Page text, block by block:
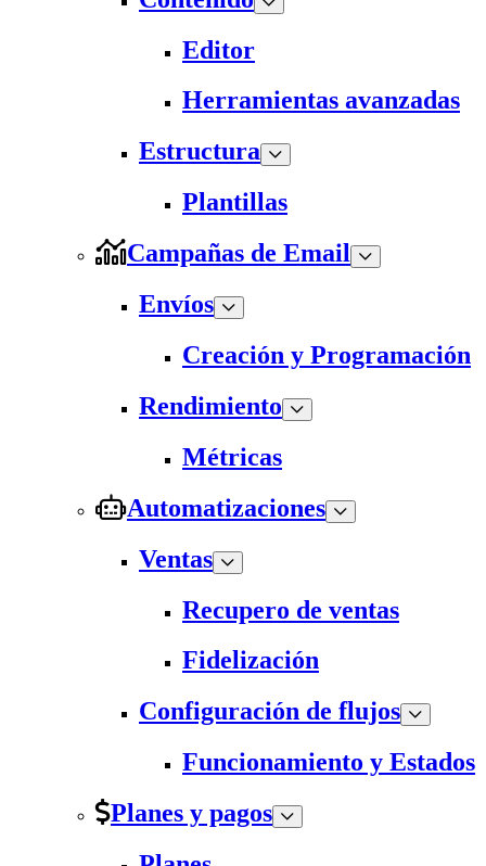
Editor
Herramientas avanzadas
Estructura
Plantillas
Campañas de Email
Envíos
Creación y Programación
Rendimiento
Métricas
Automatizaciones
Ventas
Recupero de ventas
Fidelización
Configuración de flujos
Funcionamiento y Estados
Planes y pagos